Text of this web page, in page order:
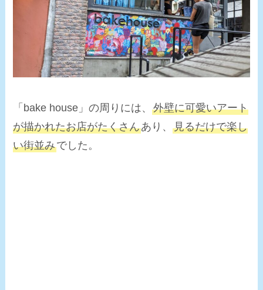
「bake house」の周りには、外壁に可愛いアート
が描かれたお店がたくさんあり、見るだけで楽し
い街並みでした。